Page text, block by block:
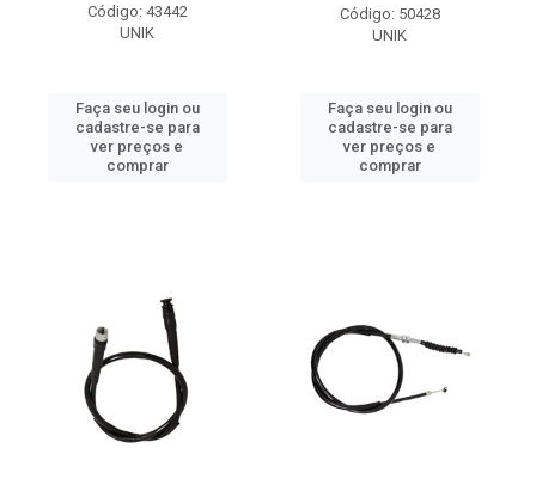
Código: 43442
UNIK
Faça seu login ou
cadastre-se para
ver preços e
comprar
Código: 50428
UNIK
Faça seu login ou
cadastre-se para
ver preços e
comprar